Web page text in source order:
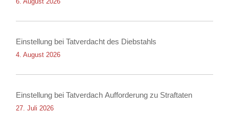
Einstellung bei Tatverdacht des Diebstahls
4. August 2026
Einstellung bei Tatverdach Aufforderung zu Straftaten
27. Juli 2026